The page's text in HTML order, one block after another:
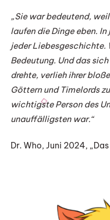
„Sie war bedeutend,
laufen die Dinge eben.
jeder Liebesgeschichte.
Bedeutung. Und das
drehte, verlieh ihrer
Göttern und Timelords
wichtigste Person des
unauffälligsten war.“
Dr. Who, Juni 2024,